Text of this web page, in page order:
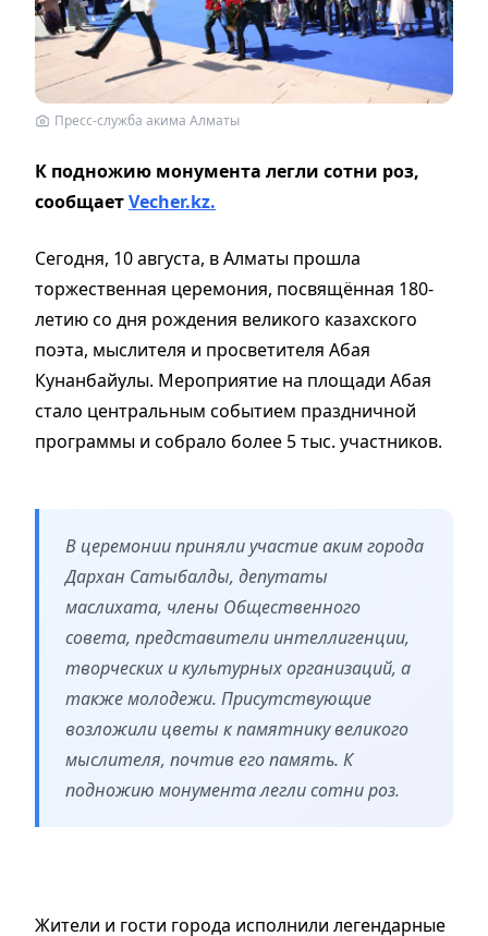
Пресс-служба акима Алматы
К подножию монумента легли сотни роз,
сообщаетVecher.kz.
Сегодня, 10 августа, в Алматы прошла
торжественная церемония, посвящённая 180-
летию со дня рождения великого казахского
поэта, мыслителя и просветителя Абая
Кунанбайулы. Мероприятие на площади Абая
стало центральным событием праздничной
программы и собрало более 5 тыс. участников.
В церемонии приняли участие аким города
Дархан Сатыбалды, депутаты
маслихата, члены Общественного
совета, представители интеллигенции,
творческих и культурных организаций, а
также молодежи. Присутствующие
возложили цветы к памятнику великого
мыслителя, почтив его память. К
подножию монумента легли сотни роз.
Жители и гости города исполнили легендарные